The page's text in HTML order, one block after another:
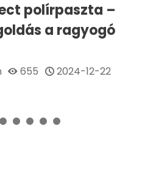
polírpaszta –
a ragyogó
655
2024-12-22